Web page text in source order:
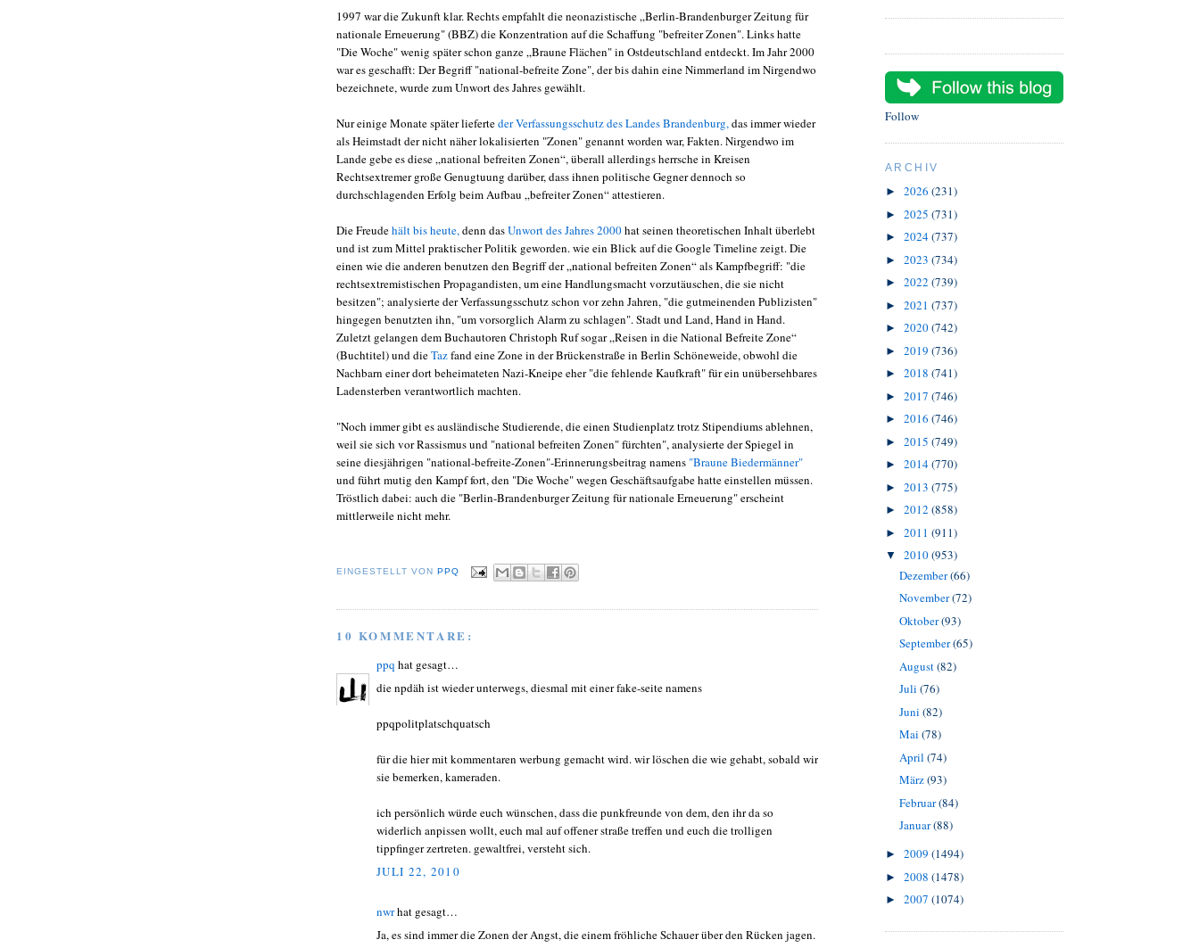
1997 war die Zukunft klar. Rechts empfahlt die neonazistische „Berlin-Brandenburger Zeitung für
nationale Erneuerung" (BBZ) die Konzentration auf die Schaffung "befreiter Zonen". Links hatte
"Die Woche" wenig später schon ganze „Braune Flächen" in Ostdeutschland entdeckt. Im Jahr 2000
war es geschafft: Der Begriff "national-befreite Zone", der bis dahin eine Nimmerland im Nirgendwo
bezeichnete, wurde zum Unwort des Jahres gewählt.
Nur einige Monate später lieferteder Verfassungsschutz des Landes Brandenburg, das immer wieder
als Heimstadt der nicht näher lokalisierten "Zonen" genannt worden war, Fakten. Nirgendwo im
Lande gebe es diese „national befreiten Zonen“, überall allerdings herrsche in Kreisen
Rechtsextremer große Genugtuung darüber, dass ihnen politische Gegner dennoch so
durchschlagenden Erfolg beim Aufbau „befreiter Zonen“ attestieren.
Die Freudehält bis heute, denn dasUnwort des Jahres 2000hat seinen theoretischen Inhalt überlebt
und ist zum Mittel praktischer Politik geworden. wie ein Blick auf die Google Timeline zeigt. Die
einen wie die anderen benutzen den Begriff der „national befreiten Zonen“ als Kampfbegriff: "die
rechtsextremistischen Propagandisten, um eine Handlungsmacht vorzutäuschen, die sie nicht
besitzen"; analysierte der Verfassungsschutz schon vor zehn Jahren, "die gutmeinenden Publizisten"
hingegen benutzten ihn, "um vorsorglich Alarm zu schlagen". Stadt und Land, Hand in Hand.
Zuletzt gelangen dem Buchautoren Christoph Ruf sogar „Reisen in die National Befreite Zone“
(Buchtitel) und dieTazfand eine Zone in der Brückenstraße in Berlin Schöneweide, obwohl die
Nachbarn einer dort beheimateten Nazi-Kneipe eher "die fehlende Kaufkraft" für ein unübersehbares
Ladensterben verantwortlich machten.
"Noch immer gibt es ausländische Studierende, die einen Studienplatz trotz Stipendiums ablehnen,
weil sie sich vor Rassismus und "national befreiten Zonen" fürchten", analysierte der Spiegel in
seine diesjährigen "national-befreite-Zonen"-Erinnerungsbeitrag namens "Braune Biedermänner"
und führt mutig den Kampf fort, den "Die Woche" wegen Geschäftsaufgabe hatte einstellen müssen.
Tröstlich dabei: auch die "Berlin-Brandenburger Zeitung für nationale Erneuerung" erscheint
mittlerweile nicht mehr.
EINGESTELLT VON PPQ
10 KOMMENTARE:
ppq hat gesagt…
die npdäh ist wieder unterwegs, diesmal mit einer fake-seite namens
ppqpolitplatschquatsch
für die hier mit kommentaren werbung gemacht wird. wir löschen die wie gehabt, sobald wir
sie bemerken, kameraden.
ich persönlich würde euch wünschen, dass die punkfreunde von dem, den ihr da so
widerlich anpissen wollt, euch mal auf offener straße treffen und euch die trolligen
tippfinger zertreten. gewaltfrei, versteht sich.
JULI 22, 2010
nwrhat gesagt…
Ja, es sind immer die Zonen der Angst, die einem fröhliche Schauer über den Rücken jagen.
Follow
ARCHIV
► 2026 (231)
► 2025 (731)
► 2024(737)
► 2023 (734)
► 2022 (739)
► 2021 (737)
► 2020(742)
► 2019 (736)
► 2018 (741)
► 2017 (746)
► 2016 (746)
► 2015 (749)
► 2014(770)
► 2013 (775)
► 2012 (858)
► 2011 (911)
▼ 2010(953)
Dezember(66)
November(72)
Oktober(93)
September(65)
August(82)
Juli (76)
Juni (82)
Mai (78)
April (74)
März(93)
Februar(84)
Januar(88)
► 2009 (1494)
► 2008 (1478)
► 2007 (1074)